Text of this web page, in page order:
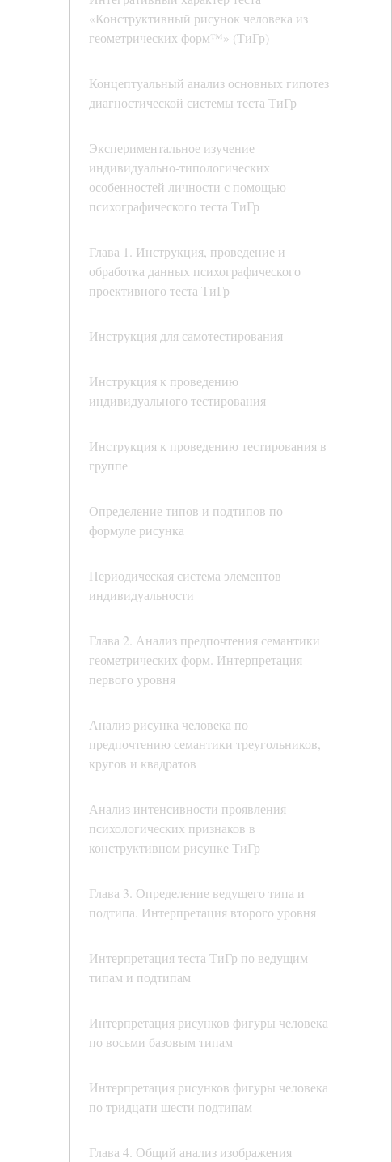
«Конструктивный рисунок человека из
геометрических форм™» (ТиГр)
Концептуальный анализ основных гипотез
диагностической системы теста ТиГр
Экспериментальное изучение
индивидуально-типологических
особенностей личности с помощью
психографического теста ТиГр
Глава 1. Инструкция, проведение и
обработка данных психографического
проективного теста ТиГр
Инструкция для самотестирования
Инструкция к проведению
индивидуального тестирования
Инструкция к проведению тестирования в
группе
Определение типов и подтипов по
формуле рисунка
Периодическая система элементов
индивидуальности
Глава 2. Анализ предпочтения семантики
геометрических форм. Интерпретация
первого уровня
Анализ рисунка человека по
предпочтению семантики треугольников,
кругов и квадратов
Анализ интенсивности проявления
психологических признаков в
конструктивном рисунке ТиГр
Глава 3. Определение ведущего типа и
подтипа. Интерпретация второго уровня
Интерпретация теста ТиГр по ведущим
типам и подтипам
Интерпретация рисунков фигуры человека
по восьми базовым типам
Интерпретация рисунков фигуры человека
по тридцати шести подтипам
Глава 4. Общий анализ изображения